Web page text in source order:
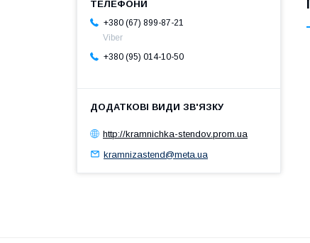
+380 (67) 899-87-21
Viber
+380 (95) 014-10-50
http://kramnichka-stendov.prom.ua
kramnizastend@meta.ua